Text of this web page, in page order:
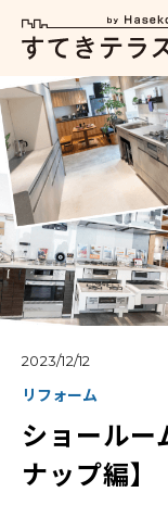
2023/12/12
リフォーム
ショールー
ナップ編】